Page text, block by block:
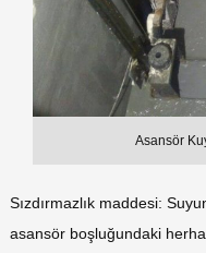
Asansör
Sızdırmazlık maddesi:
asansör boşluğundaki